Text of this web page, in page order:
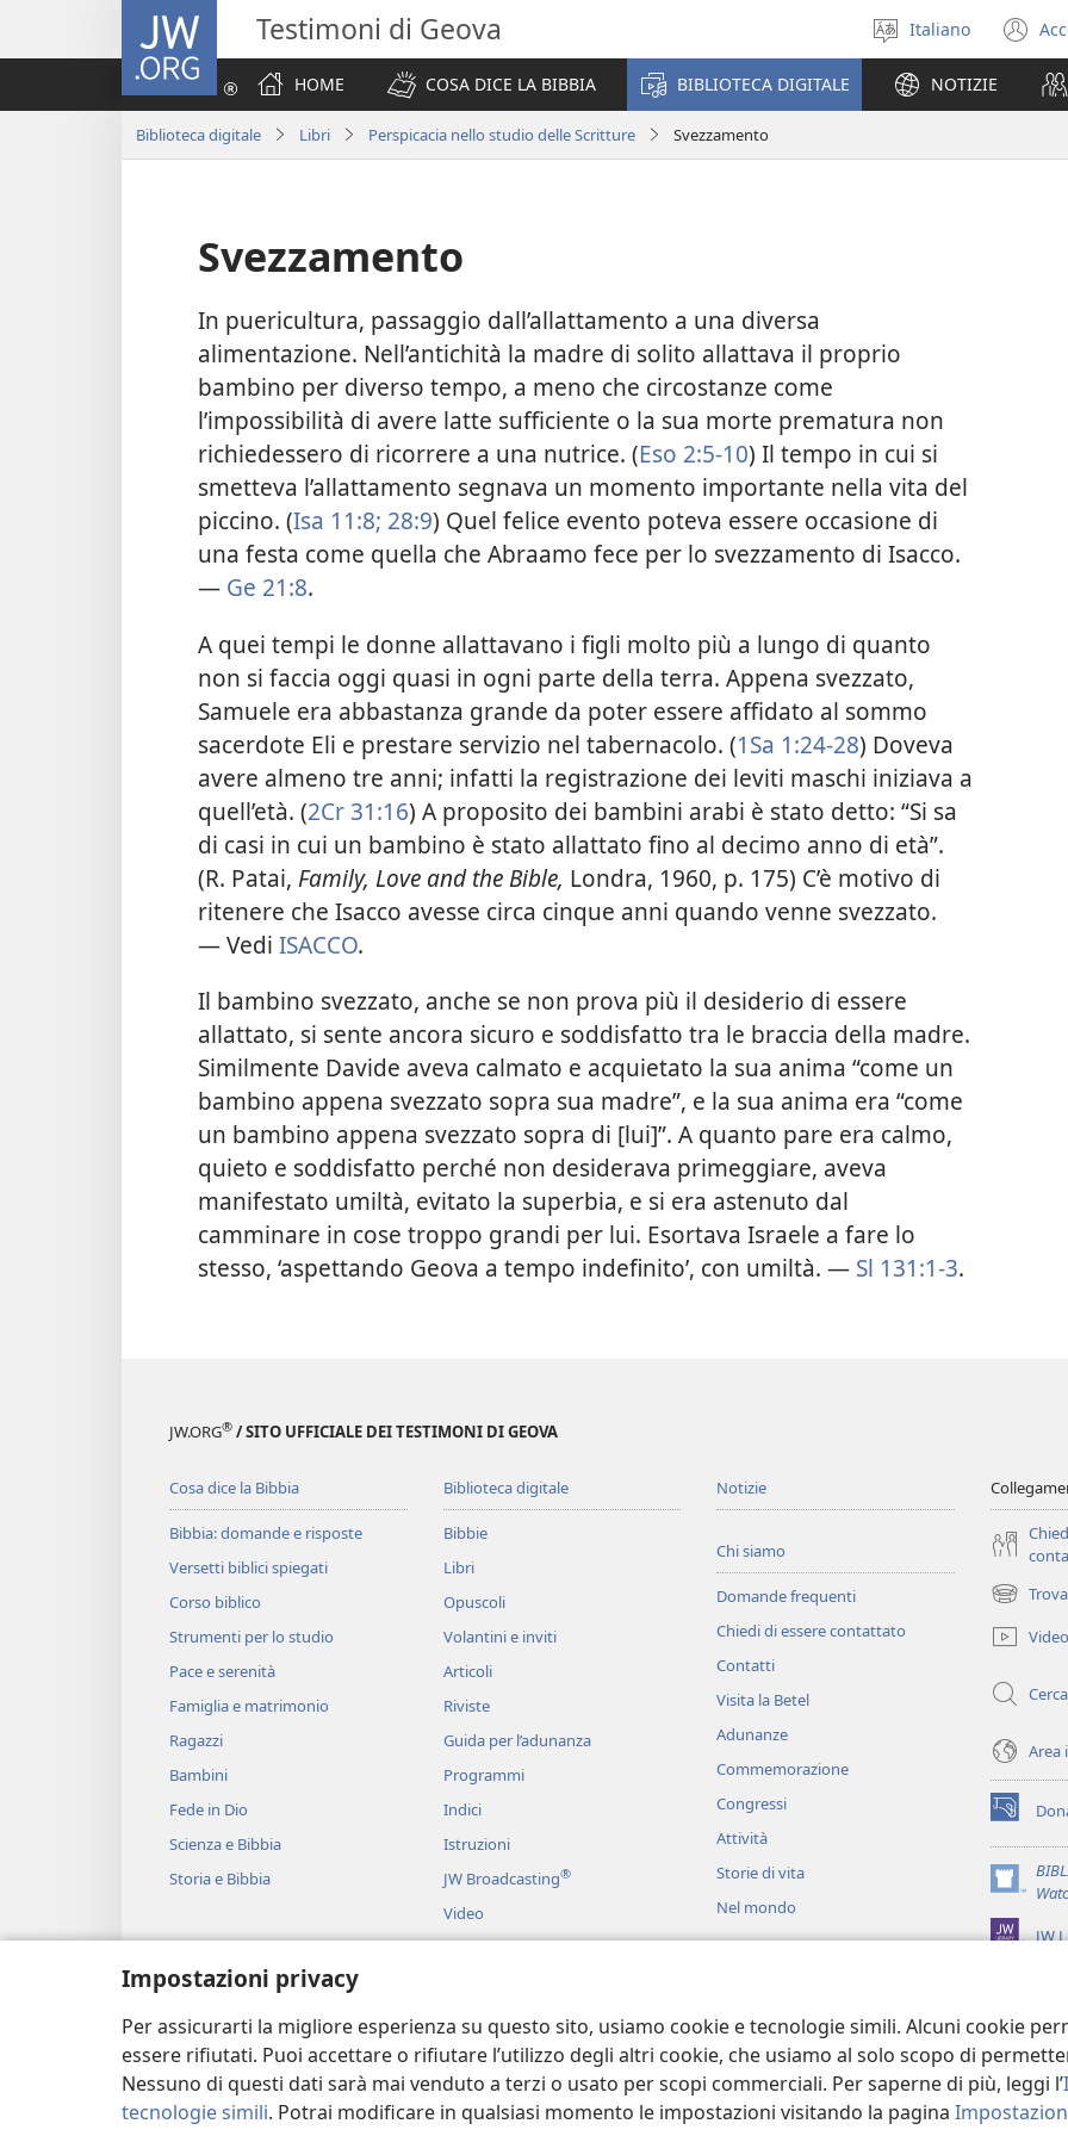
Impostazioni privacy
Per assicurarti la migliore esperienza su questo sito, usiamo cookie e tecnologie simili. Alcuni cookie
essere rifiutati. Puoi accettare o rifiutare l’utilizzo degli altri cookie, che usiamo al solo scopo di
Nessuno di questi dati sarà mai venduto a terzi o usato per scopi commerciali. Per saperne di più, leggi l’
tecnologie simili. Potrai modificare in qualsiasi momento le impostazioni visitando la pagina
JW.ORG Testimoni di Geova
Seleziona
la
lingua
Italiano
HOME
COSA DICE LA BIBBIA BIBLIOTECA DIGITALE NOTIZIE
Biblioteca digitale Libri Perspicacia nello studio delle Scritture Svezzamento
Svezzamento
In puericultura, passaggio dall’allattamento a una diversa
alimentazione. Nell’antichità la madre di solito allattava il proprio
bambino per diverso tempo, a meno che circostanze come
l’impossibilità di avere latte sufficiente o la sua morte prematura non
richiedessero di ricorrere a una nutrice. (Eso 2:5-10) Il tempo in cui si
smetteva l’allattamento segnava un momento importante nella vita del
piccino. (Isa 11:8; 28:9) Quel felice evento poteva essere occasione di
una festa come quella che Abraamo fece per lo svezzamento di Isacco.
— Ge 21:8.
A quei tempi le donne allattavano i figli molto più a lungo di quanto
non si faccia oggi quasi in ogni parte della terra. Appena svezzato,
Samuele era abbastanza grande da poter essere affidato al sommo
sacerdote Eli e prestare servizio nel tabernacolo. (1Sa 1:24-28) Doveva
avere almeno tre anni; infatti la registrazione dei leviti maschi iniziava a
quell’età. (2Cr 31:16) A proposito dei bambini arabi è stato detto: “Si sa
di casi in cui un bambino è stato allattato fino al decimo anno di età”.
(R. Patai, Family, Love and the Bible, Londra, 1960, p. 175) C’è motivo di
ritenere che Isacco avesse circa cinque anni quando venne svezzato.
— Vedi ISACCO.
Il bambino svezzato, anche se non prova più il desiderio di essere
allattato, si sente ancora sicuro e soddisfatto tra le braccia della madre.
Similmente Davide aveva calmato e acquietato la sua anima “come un
bambino appena svezzato sopra sua madre”, e la sua anima era “come
un bambino appena svezzato sopra di [lui]”. A quanto pare era calmo,
quieto e soddisfatto perché non desiderava primeggiare, aveva
manifestato umiltà, evitato la superbia, e si era astenuto dal
camminare in cose troppo grandi per lui. Esortava Israele a fare lo
stesso, ‘aspettando Geova a tempo indefinito’, con umiltà. — Sl 131:1-3.
JW.ORG® / SITO UFFICIALE DEI TESTIMONI DI GEOVA
Cosa dice la Bibbia
Bibbia: domande e risposte
Versetti biblici spiegati
Corso biblico
Strumenti per lo studio
Pace e serenità
Famiglia e matrimonio
Ragazzi
Bambini
Fede in Dio
Scienza e Bibbia
Storia e Bibbia
Biblioteca digitale
Bibbie
Libri
Opuscoli
Volantini e inviti
Articoli
Riviste
Guida per l’adunanza
Programmi
Indici
Istruzioni
JW Broadcasting®
Video
Musica
Brani biblici recitati
Notizie
Chi siamo
Domande frequenti
Chiedi di essere contattato
Contatti
Visita la Betel
Adunanze
Commemorazione
Congressi
Attività
Storie di vita
Nel mondo
(apre
una
nuova
Video
Cerca
Area
(apre
una
nuova
finestra)
(apre
una
nuovaJW
© 2026 Watch Tower Bible and Tract Society of Pennsylvania. CONDIZIONI D’USO | INFORMATIVA